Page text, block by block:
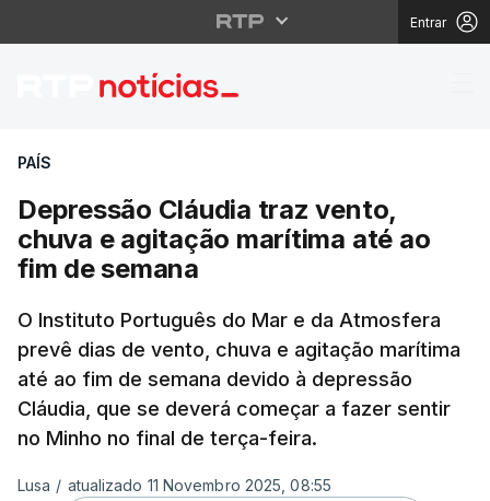
Entrar
Depressão Cláudia
PAÍS
Depressão Cláudia traz vento,
chuva e agitação marítima até ao
fim de semana
O Instituto Português do Mar e da Atmosfera
prevê dias de vento, chuva e agitação marítima
até ao fim de semana devido à depressão
Cláudia, que se deverá começar a fazer sentir
no Minho no final de terça-feira.
Lusa / atualizado 11 Novembro 2025, 08:55